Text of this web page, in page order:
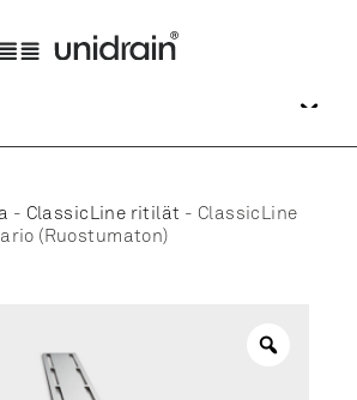
- ClassicLine ritilät - ClassicLine
(Ruostumaton)